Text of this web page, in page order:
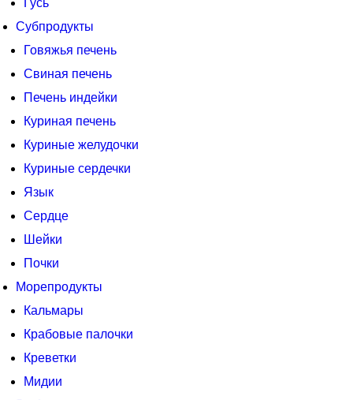
Субпродукты
Говяжья печень
Свиная печень
Печень индейки
Куриная печень
Куриные желудочки
Куриные сердечки
Язык
Сердце
Шейки
Почки
Морепродукты
Кальмары
Крабовые палочки
Креветки
Мидии